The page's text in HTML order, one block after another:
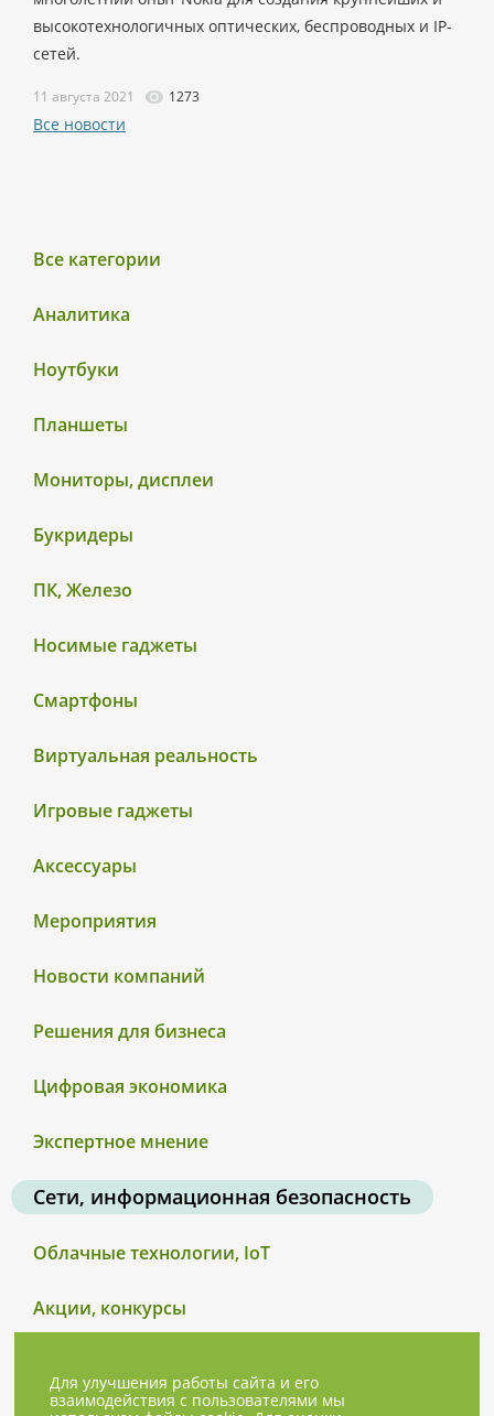
Все категории
Аналитика
Ноутбуки
Планшеты
Мониторы, дисплеи
Букридеры
ПК, Железо
Носимые гаджеты
Смартфоны
Виртуальная реальность
Игровые гаджеты
Аксессуары
Мероприятия
Новости компаний
Решения для бизнеса
Цифровая экономика
Экспертное мнение
Сети, информационная безопасность
Облачные технологии, IoT
Акции, конкурсы
высокотехнологичных оптических, беспроводных и IP-
сетей.
11 августа 2021 1273
Все новости
Для улучшения работы сайта и его
взаимодействия с пользователями мы